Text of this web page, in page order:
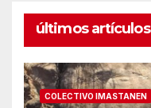
últimos artículos
COLECTIVO IMASTANEN